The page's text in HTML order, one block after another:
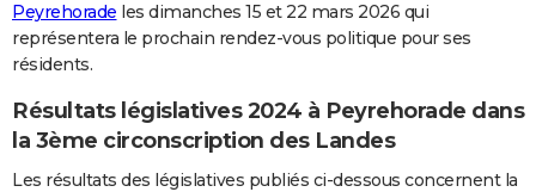
FORUM
Peyrehorade les dimanches 15 et 22 mars 2026 qui
représentera le prochain rendez-vous politique pour ses
résidents.
Résultats législatives 2024 à Peyrehorade dans
la 3ème circonscription des Landes
Les résultats des législatives publiés ci-dessous concernent la